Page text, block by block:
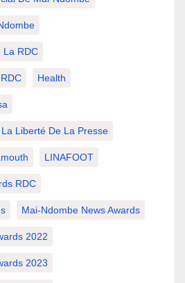
La RDC
Health
Liberté De La Presse
LINAFOOT
RDC
Mai-Ndombe News Awards
2022
2023